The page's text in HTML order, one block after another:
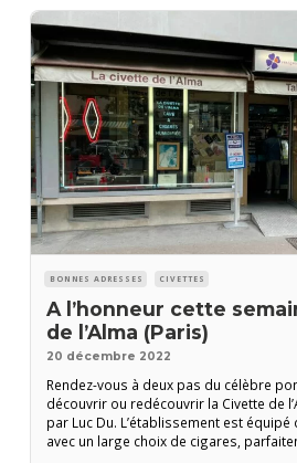
BONNES ADRESSES CIVETTES
A l’honneur cette
de l’Alma (Paris)
20 décembre 2022
Rendez-vous à deux pas du célèbre
découvrir ou redécouvrir la Civette de
par Luc Du. L’établissement est équipé
avec un large choix de cigares,